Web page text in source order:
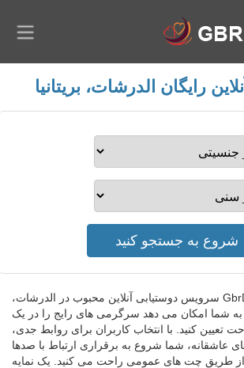
رایگان الدرشات، بریتانیا
GbrDatingGo سرویس دوستیابی آنلاین محبوب در الدرشات،
به شما امکان می دهد سرگرمی های رایج را در یک
تعیین کنید. با انتخاب کاربران برای روابط جدی،
عاشقانه، شما شروع به برقراری ارتباط با صدها
از طریق چت های عمومی راحت می کنید. یک نمایه